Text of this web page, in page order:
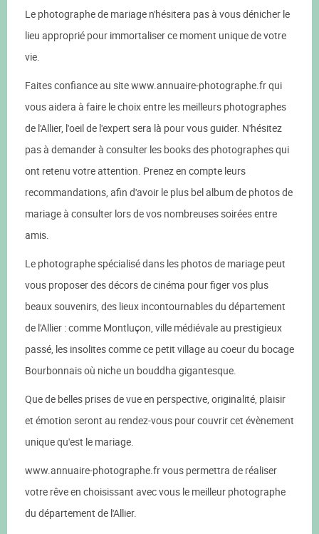
Le photographe de mariage n'hésitera pas à vous dénicher le
lieu approprié pour immortaliser ce moment unique de votre
vie.
Faites confiance au site www.annuaire-photographe.fr qui
vous aidera à faire le choix entre les meilleurs photographes
de l'Allier, l'oeil de l'expert sera là pour vous guider. N'hésitez
pas à demander à consulter les books des photographes qui
ont retenu votre attention. Prenez en compte leurs
recommandations, afin d'avoir le plus bel album de photos de
mariage à consulter lors de vos nombreuses soirées entre
amis.
Le photographe spécialisé dans les photos de mariage peut
vous proposer des décors de cinéma pour figer vos plus
beaux souvenirs, des lieux incontournables du département
de l'Allier : comme Montluçon, ville médiévale au prestigieux
passé, les insolites comme ce petit village au coeur du bocage
Bourbonnais où niche un bouddha gigantesque.
Que de belles prises de vue en perspective, originalité, plaisir
et émotion seront au rendez-vous pour couvrir cet évènement
unique qu'est le mariage.
www.annuaire-photographe.fr vous permettra de réaliser
votre rêve en choisissant avec vous le meilleur photographe
du département de l'Allier.